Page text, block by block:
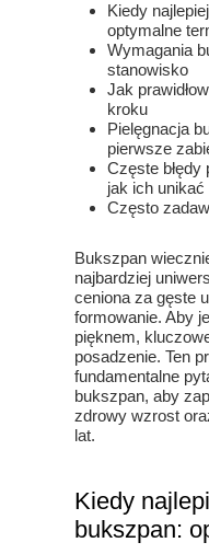
Kiedy
optymalne
Wymagania
stanowisko
Jak
kroku
Pielęgnacja
pierwsze
Częste
jak ich unikać
Często
Bukszpan
najbardziej
ceniona za gęste
formowanie. Aby
pięknem,
posadzenie. Ten
fundamentalne
bukszpan, aby
zdrowy wzrost
lat.
Kiedy
bukszpan: